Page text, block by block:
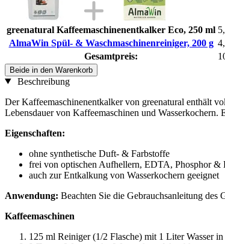
greenatural Kaffeemaschinenentkalker Eco, 250 ml
AlmaWin Spül- & Waschmaschinenreiniger, 200 g
Gesamtpreis:
Beide in den Warenkorb
Beschreibung
Der Kaffeemaschinenentkalker von greenatural enthält
Lebensdauer von Kaffeemaschinen und Wasserkochern.
Eigenschaften:
ohne synthetische Duft- & Farbstoffe
frei von optischen Aufhellern, EDTA, Phosphor &
auch zur Entkalkung von Wasserkochern geeignet
Anwendung: Beachten Sie die Gebrauchsanleitung des
Kaffeemaschinen
125 ml Reiniger (1/2 Flasche) mit 1 Liter Wasser